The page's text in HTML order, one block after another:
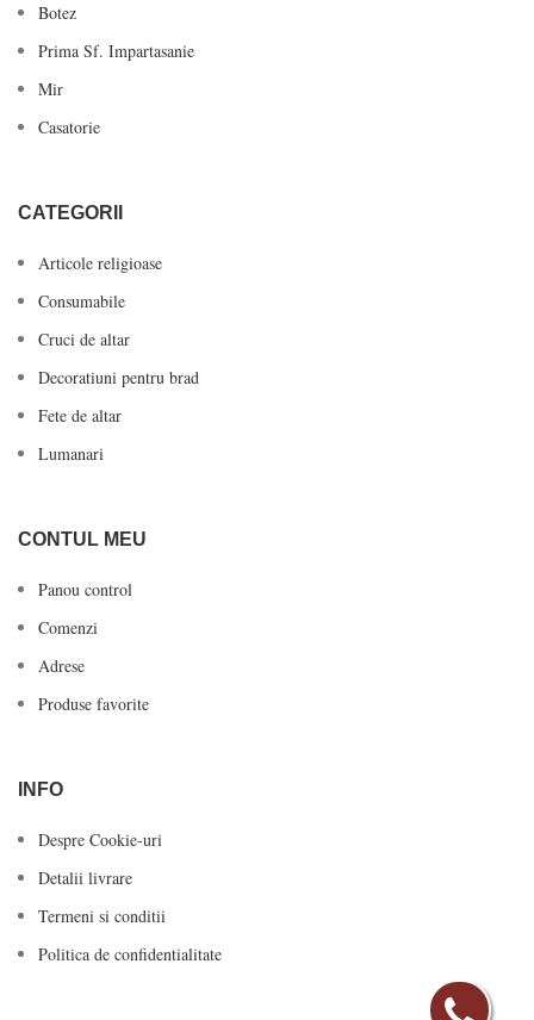
Botez
Prima Sf. Impartasanie
Mir
Casatorie
CATEGORII
Articole religioase
Consumabile
Cruci de altar
Decoratiuni pentru brad
Fete de altar
Lumanari
CONTUL MEU
Panou control
Comenzi
Adrese
Produse favorite
INFO
Despre Cookie-uri
Detalii livrare
Termeni si conditii
Politica de confidentialitate